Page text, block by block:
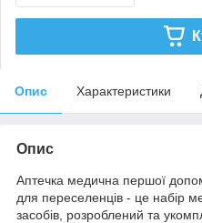
Опис Характеристики
Опис
Аптечка медична першої
для переселенців - це набір
засобів, розроблений та